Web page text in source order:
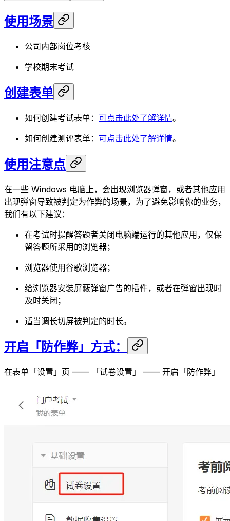
使用场景
公司内部岗位考核
学校期末考试
创建表单
如何创建考试表单： 可点击此处了解详情。
如何创建测评表单： 可点击此处了解详情。
使用注意点
在一些 Windows 电脑上，会出现浏览器弹窗，或者其他应用
出现弹窗导致被判定为作弊的场景，为了避免影响你的业务，
我们有以下建议：
在考试时提醒答题者关闭电脑端运行的其他应用，仅保
留答题所采用的浏览器；
浏览器使用谷歌浏览器；
给浏览器安装屏蔽弹窗广告的插件，或者在弹窗出现时
及时关闭；
适当调长切屏被判定的时长。
开启「防作弊」方式：
在表单「设置」页 —— 「试卷设置」 —— 开启「防作弊」